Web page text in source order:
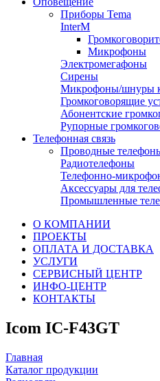
Приборы Tema
InterM
Микрофоны
Электромегафоны
Сирены
Микрофоны/шнуры
Громкоговорящие
Абонентские
Рупорные
Телефонная связь
Проводные
Радиотелефоны
Телефонно-
Аксессуары для
Промышленные
О КОМПАНИИ
ПРОЕКТЫ
ОПЛАТА И ДОСТАВКА
УСЛУГИ
СЕРВИСНЫЙ ЦЕНТР
ИНФО-ЦЕНТР
КОНТАКТЫ
Icom IC-F43GT
Главная
Каталог продукции